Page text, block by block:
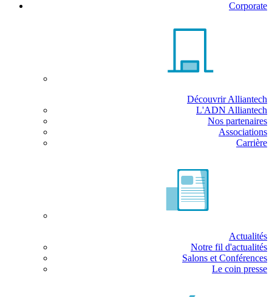
Corporate
Découvrir Alliantech
L'ADN Alliantech
Nos partenaires
Associations
Carrière
Actualités
Notre fil d'actualités
Salons et Conférences
Le coin presse